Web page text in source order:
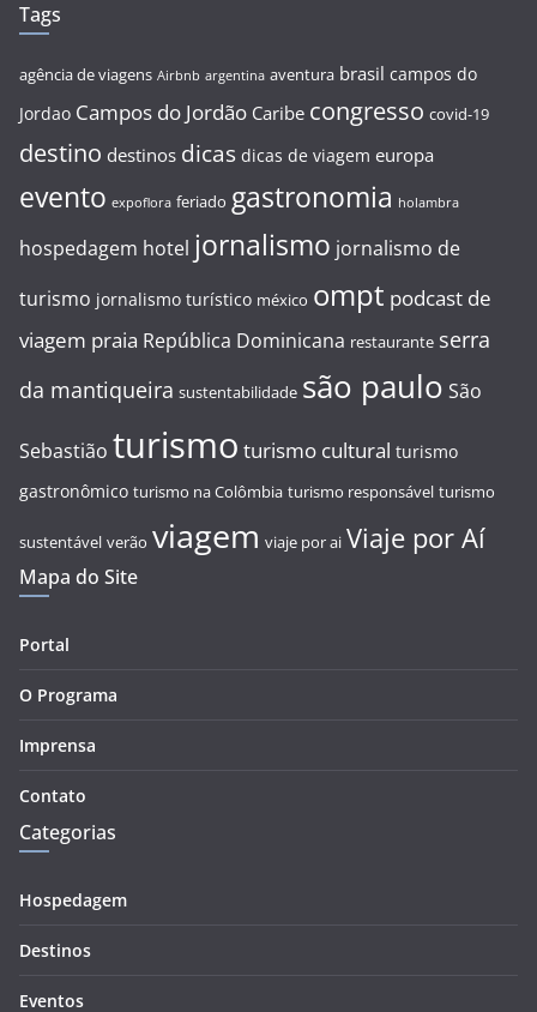
Tags
agência de viagens Airbnb argentina aventura brasil campos do
Jordao Campos do Jordão Caribe congresso covid-19
destino destinos dicas dicas de viagem europa
evento expoflora feriado gastronomia holambra
hospedagem hotel jornalismo jornalismo de
turismo jornalismo turístico méxico ompt podcast de
viagem praia República Dominicana restaurante serra
da mantiqueira sustentabilidade são paulo São
Sebastião turismo turismo cultural turismo
gastronômico turismo na Colômbia turismo responsável turismo
sustentável verão viagem viaje por ai Viaje por Aí
Mapa do Site
Portal
O Programa
Imprensa
Contato
Categorias
Hospedagem
Destinos
Eventos